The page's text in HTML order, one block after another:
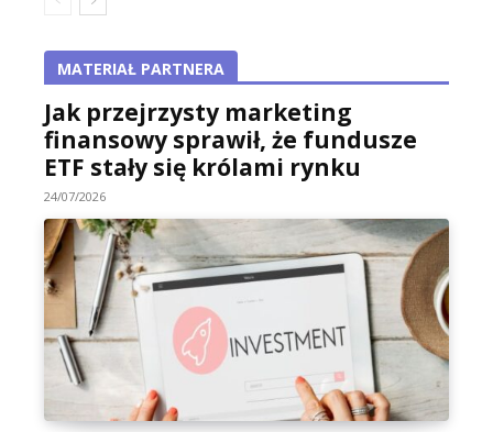
MATERIAŁ PARTNERA
Jak przejrzysty marketing
finansowy sprawił, że fundusze
ETF stały się królami rynku
24/07/2026